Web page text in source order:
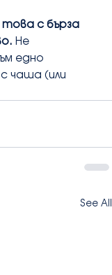
това с бърза
Не
едно
чаша (или
See All